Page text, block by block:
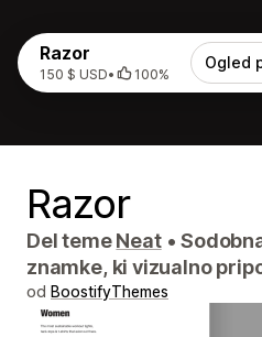
Razor
150 $ USD• 100%
Ogled
Razor
Del temeNeat •
znamke, ki vizualno
od BoostifyThemes